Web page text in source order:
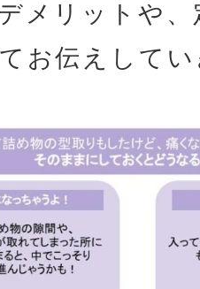
メリットや
お伝えして